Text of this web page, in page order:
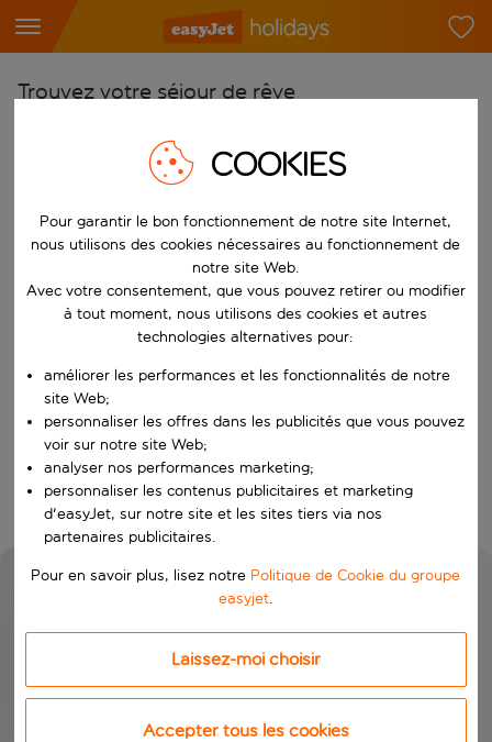
Trouvez votre séjour de rêve
Choisissez votre aéroport
Commencez à taper pour la saisie automatique. Lorsque les
Choisissez votre destination
Vers
Choisissez vos dates
Quand
Rechercher
COOKIES
Pour garantir le bon fonctionnement de notre site Internet,
nous utilisons des cookies nécessaires au fonctionnement de
notre site Web.
Avec votre consentement, que vous pouvez retirer ou modifier
à tout moment, nous utilisons des cookies et autres
technologies alternatives pour:
améliorer les performances et les fonctionnalités de notre
site Web;
personnaliser les offres dans les publicités que vous pouvez
voir sur notre site Web;
analyser nos performances marketing;
personnaliser les contenus publicitaires et marketing
d'easyJet, sur notre site et les sites tiers via nos
partenaires publicitaires.
Pour en savoir plus, lisez notre Politique de Cookie du groupe
easyjet.
Laissez-moi choisir
Accepter tous les cookies